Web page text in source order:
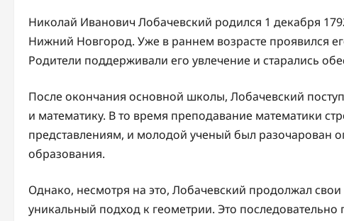
Николай Иванович Лобачевский родился 1 декабря
Нижний Новгород. Уже в раннем возрасте проявился
Родители поддерживали его увлечение и старались
После окончания основной школы, Лобачевский
и математику. В то время преподавание математики
представлениям, и молодой ученый был разочарован
образования.
Однако, несмотря на это, Лобачевский продолжал
уникальный подход к геометрии. Это